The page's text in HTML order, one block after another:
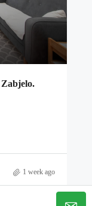
Zabjelo.
1 week ago